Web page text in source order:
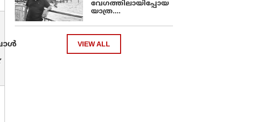
വേഗത്തിലായിപ്പോയ
യാത്ര....
VIEW ALL